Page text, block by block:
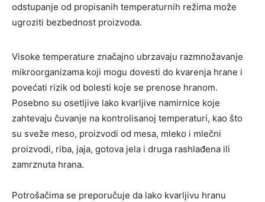
odstupanje od propisanih temperaturnih režima može
ugroziti bezbednost proizvoda.
Visoke temperature značajno ubrzavaju razmnožavanje
mikroorganizama koji mogu dovesti do kvarenja hrane i
povećati rizik od bolesti koje se prenose hranom.
Posebno su osetljive lako kvarljive namirnice koje
zahtevaju čuvanje na kontrolisanoj temperaturi, kao što
su sveže meso, proizvodi od mesa, mleko i mlečni
proizvodi, riba, jaja, gotova jela i druga rashlađena ili
zamrznuta hrana.
Potrošačima se preporučuje da lako kvarljivu hranu